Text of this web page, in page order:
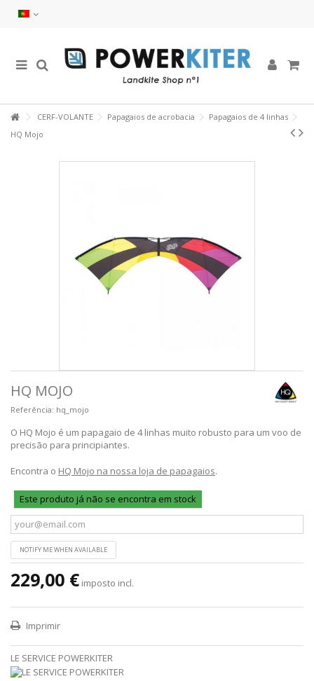
CERF-VOLANTE Papagaios de acrobacia
Papagaios de 4 linhas
HQ Mojo
HQ MOJO
Referência: hq_mojo
O HQ Mojo é um papagaio de 4 linhas muito robusto para um voo de
precisão para principiantes.
Encontra o HQ Mojo na nossa loja de papagaios.
Este produto já não se encontra em stock
NOTIFY ME WHEN AVAILABLE
229,00 € imposto incl.
Imprimir
LE SERVICE POWERKITER